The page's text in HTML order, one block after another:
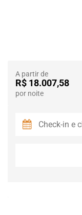
A partir de
R$ 18.007,58
por noite